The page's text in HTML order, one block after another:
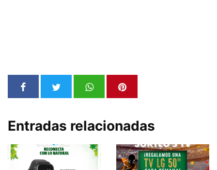
Entradas relacionadas